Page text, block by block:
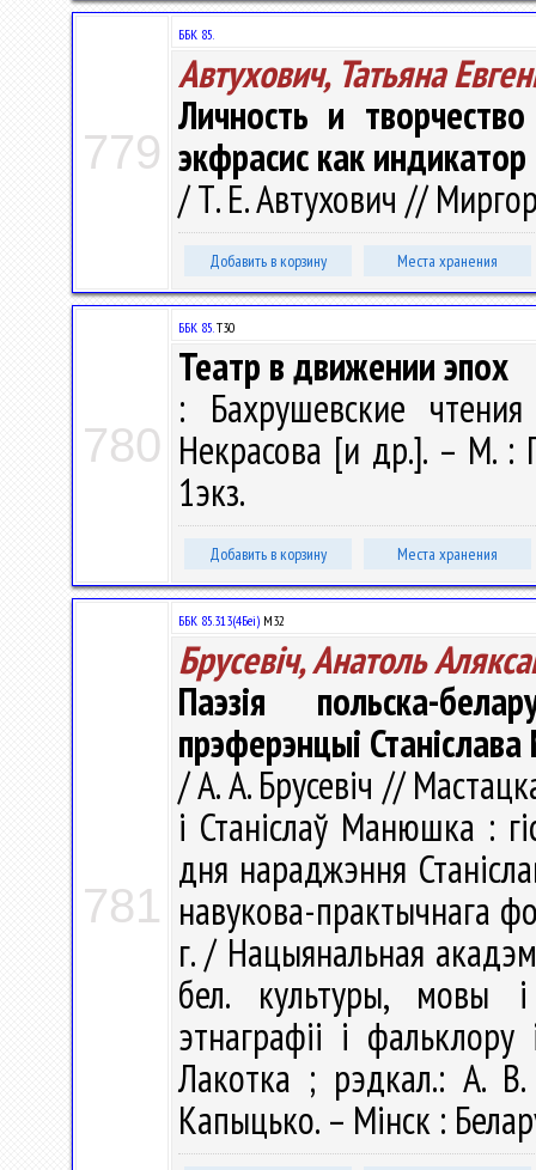
779
ББК 85.
Автухович, Татьяна
Личность и
экфрасис как
/ Т. Е. Автухович //
Добавить в корзину Места хранения
780
ББК 85.Т30
Театр в движении эпох
: Бахрушевские
Некрасова [и др.]. – М. :
1экз.
Добавить в корзину Места хранения
781
ББК 85.313(4Беі) М32
Брусевіч, Анатоль
Паэзія польска-
прэферэнцыі
/ А. А. Брусевіч //
і Станіслаў Манюшка :
дня нараджэння
навукова-практычнага
г. / Нацыянальная
бел. культуры, мовы і
этнаграфіі і
Лакотка ; рэдкал.: А.
Капыцько. – Мінск :